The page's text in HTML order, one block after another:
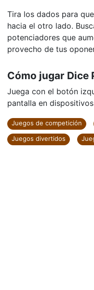
Tira los dados para
hacia el otro lado.
potenciadores que
provecho de tus
Cómo jugar Dice
Juega con el botón
pantalla en
Juegos de competición
Juegos divertidos